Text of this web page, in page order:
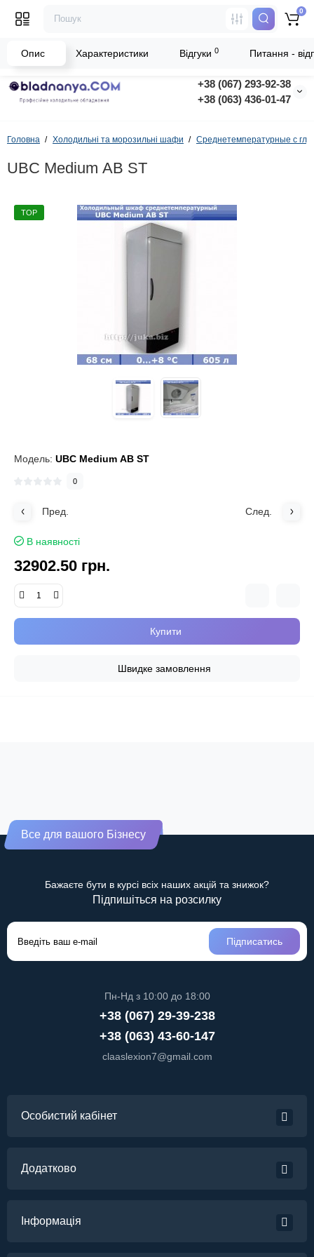
+38 (067) 293-92-38
+38 (063) 436-01-47
0
Головна Холодильні та морозильні шафи Среднетемпературные с
UBC Medium АВ ST
TOP
Модель: UBC Medium АВ ST
0
Пред. След.
В наявності
32902.50 грн.
Купити
Швидке замовлення
Опис Характеристики Відгуки 0 Питання -
Все для вашого Бізнесу
Бажаєте бути в курсі всіх наших акцій та знижок?
Підпишіться на розсилку
Підписатись
Пн-Нд з 10:00 до 18:00
+38 (067) 29-39-238
+38 (063) 43-60-147
claaslexion7@gmail.com
Особистий кабінет
Додатково
Інформація